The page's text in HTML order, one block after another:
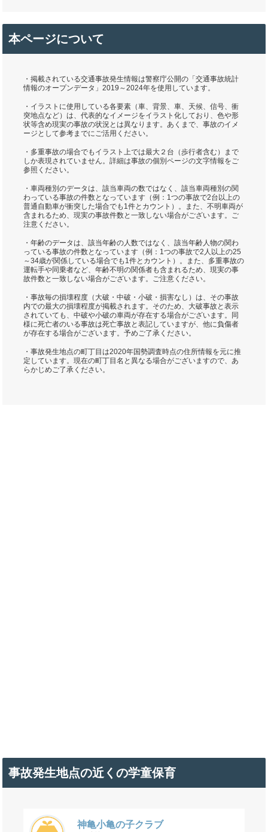
本ページについて
・掲載されている交通事故発生情報は警察庁公開の「交通事故統計
情報のオープンデータ」2019～2024年を使用しています。
・イラストに使用している各要素（車、背景、車、天候、信号、衝
突地点など）は、代表的なイメージをイラスト化しており、色や形
状等含め現実の事故の状況とは異なります。あくまで、事故のイメ
ージとして参考までにご活用ください。
・多重事故の場合でもイラスト上では最大２台（歩行者含む）まで
しか表現されていません。詳細は事故の個別ページの文字情報をご
参照ください。
・車両種別のデータは、該当車両の数ではなく、該当車両種別の関
わっている事故の件数となっています（例：1つの事故で2台以上の
普通自動車が衝突した場合でも1件とカウント）。また、不明車両が
含まれるため、現実の事故件数と一致しない場合がございます。ご
注意ください。
・年齢のデータは、該当年齢の人数ではなく、該当年齢人物の関わ
っている事故の件数となっています（例：1つの事故で2人以上の25
～34歳が関係している場合でも1件とカウント）。また、多重事故の
運転手や同乗者など、年齢不明の関係者も含まれるため、現実の事
故件数と一致しない場合がございます。ご注意ください。
・事故毎の損壊程度（大破・中破・小破・損害なし）は、その事故
内での最大の損壊程度が掲載されます。そのため、大破事故と表示
されていても、中破や小破の車両が存在する場合がございます。同
様に死亡者のいる事故は死亡事故と表記していますが、他に負傷者
が存在する場合がございます。予めご了承ください。
・事故発生地点の町丁目は2020年国勢調査時点の住所情報を元に推
定しています。現在の町丁目名と異なる場合がございますので、あ
らかじめご了承ください。
事故発生地点の近くの学童保育
神亀小亀の子クラブ